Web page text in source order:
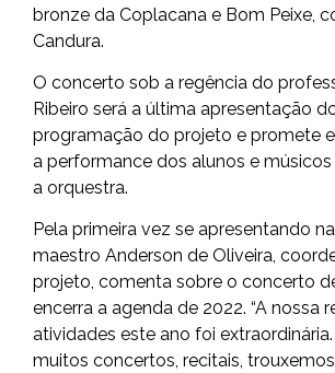
bronze da Coplacana e Bom Peixe,
Candura.
O concerto sob a regência do
Ribeiro será a última apresentação
programação do projeto e promete
a performance dos alunos e
a orquestra.
Pela primeira vez se apresentando
maestro Anderson de Oliveira,
projeto, comenta sobre o concerto
encerra a agenda de 2022. “A nossa
atividades este ano foi
muitos concertos, recitais,